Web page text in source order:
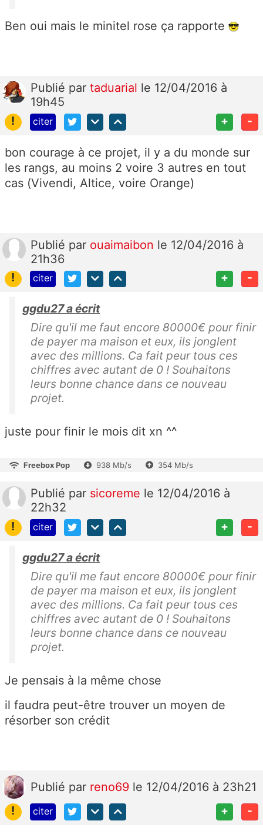
Ben oui mais le minitel rose ça rapporte
Publié par taduarial le 12/04/2016 à
19h45
!
citer + -
bon courage à ce projet, il y a du monde sur
les rangs, au moins 2 voire 3 autres en tout
cas (Vivendi, Altice, voire Orange)
Publié par ouaimaibon le 12/04/2016 à
21h36
!
citer + -
ggdu27 a écrit
Dire qu'il me faut encore 80000€ pour finir
de payer ma maison et eux, ils jonglent
avec des millions. Ca fait peur tous ces
chiffres avec autant de 0 ! Souhaitons
leurs bonne chance dans ce nouveau
projet.
juste pour finir le mois dit xn ^^
Freebox Pop 938 Mb/s 354 Mb/s
Publié par sicoreme le 12/04/2016 à
22h32
!
citer + -
ggdu27 a écrit
Dire qu'il me faut encore 80000€ pour finir
de payer ma maison et eux, ils jonglent
avec des millions. Ca fait peur tous ces
chiffres avec autant de 0 ! Souhaitons
leurs bonne chance dans ce nouveau
projet.
Je pensais à la même chose
il faudra peut-être trouver un moyen de
résorber son crédit
Publié par reno69 le 12/04/2016 à 23h21
!
citer + -